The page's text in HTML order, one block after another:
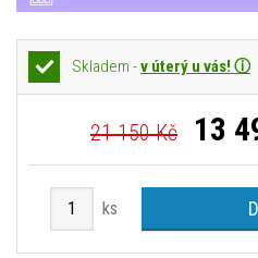
Skladem -v úterý u vás! ⓘ
21 150 Kč 13
ks